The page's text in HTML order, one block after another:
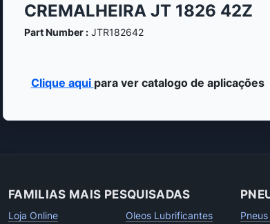
CREMALHEIRA JT 1826 42Z
Part Number :JTR182642
Clique aqui para ver catalogo de aplicações
FAMILIAS MAIS PESQUISADAS
Loja Online
Oleos Lubrificantes